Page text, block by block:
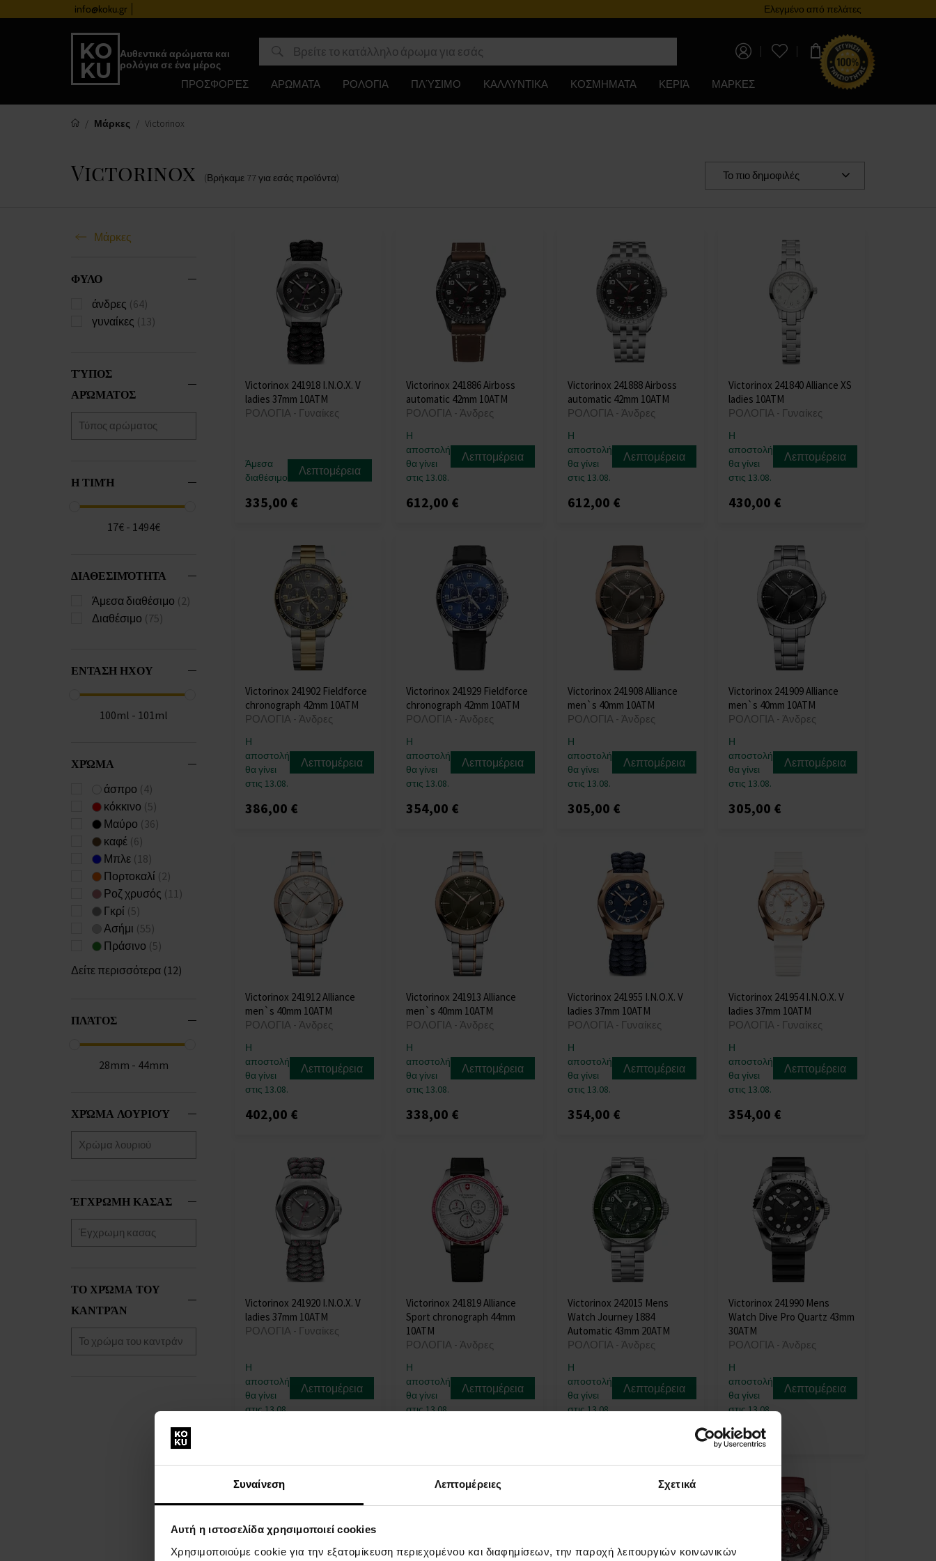
Συναίνεση Λεπτομέρειες Σχετικά
Αυτή η ιστοσελίδα χρησιμοποιεί cookies
Χρησιμοποιούμε cookie για την εξατομίκευση περιεχομένου και διαφημίσεων, την παροχή λειτουργιών κοινωνικών
info@koku.gr Πρόγραμμα επιβράβευσηςΕλεγμένο από πελάτες
Αυθεντικά αρώματα και
ρολόγια σε ένα μέρος
0,00 €
ΠΡΟΣΦΟΡΈΣ ΑΡΩΜΑΤΑ ΡΟΛΟΓΙΑ ΠΛΎΣΙΜΟ ΚΑΛΛΥΝΤΙΚΑ ΚΟΣΜΗΜΑΤΑ ΚΕΡΙΆ ΜΑΡΚΕΣ
Μάρκες Victorinox
Victorinox (Βρήκαμε 77για εσάς προϊόντα) Το πιο δημοφιλές
Μάρκες
ΦΥΛΟ
άνδρες (64)
γυναίκες (13)
ΤΎΠΟΣ
ΑΡΏΜΑΤΟΣ
Η ΤΙΜΉ
17€ - 1494€
ΔΙΑΘΕΣΙΜΌΤΗΤΑ
Άμεσα διαθέσιμο (2)
Διαθέσιμο (75)
ΕΝΤΑΣΗ ΗΧΟΥ
100ml - 101ml
ΧΡΏΜΑ
άσπρο (4)
κόκκινο (5)
Μαύρο (36)
καφέ (6)
Μπλε (18)
Πορτοκαλί (2)
Ροζ χρυσός (11)
Γκρί (5)
Ασήμι (55)
Πράσινο (5)
Δείτε περισσότερα (12)
ΠΛΆΤΟΣ
28mm - 44mm
ΧΡΏΜΑ ΛΟΥΡΙΟΎ
ΈΓΧΡΩΜΗ ΚΑΣΑΣ
ΤΟ ΧΡΏΜΑ ΤΟΥ
ΚΑΝΤΡΆΝ
Victorinox 241918 I.N.O.X. V
ladies 37mm 10ATM
ΡΟΛΟΓΙΑ - Γυναίκες
Άμεσα
διαθέσιμο
Λεπτομέρεια
335,00 €
Victorinox 241886 Airboss
automatic 42mm 10ATM
ΡΟΛΟΓΙΑ - Άνδρες
Η
αποστολή
θα γίνει
στις 13.08.
Λεπτομέρεια
612,00 €
Victorinox 241888 Airboss
automatic 42mm 10ATM
ΡΟΛΟΓΙΑ - Άνδρες
Η
αποστολή
θα γίνει
στις 13.08.
Λεπτομέρεια
612,00 €
Victorinox 241840 Alliance XS
ladies 10ATM
ΡΟΛΟΓΙΑ - Γυναίκες
Η
αποστολή
θα γίνει
στις 13.08.
Λεπτομέρεια
430,00 €
Victorinox 241902 Fieldforce
chronograph 42mm 10ATM
ΡΟΛΟΓΙΑ - Άνδρες
Η
αποστολή
θα γίνει
στις 13.08.
Λεπτομέρεια
386,00 €
Victorinox 241929 Fieldforce
chronograph 42mm 10ATM
ΡΟΛΟΓΙΑ - Άνδρες
Η
αποστολή
θα γίνει
στις 13.08.
Λεπτομέρεια
354,00 €
Victorinox 241908 Alliance
men`s 40mm 10ATM
ΡΟΛΟΓΙΑ - Άνδρες
Η
αποστολή
θα γίνει
στις 13.08.
Λεπτομέρεια
305,00 €
Victorinox 241909 Alliance
men`s 40mm 10ATM
ΡΟΛΟΓΙΑ - Άνδρες
Η
αποστολή
θα γίνει
στις 13.08.
Λεπτομέρεια
305,00 €
Victorinox 241912 Alliance
men`s 40mm 10ATM
ΡΟΛΟΓΙΑ - Άνδρες
Η
αποστολή
θα γίνει
στις 13.08.
Λεπτομέρεια
402,00 €
Victorinox 241913 Alliance
men`s 40mm 10ATM
ΡΟΛΟΓΙΑ - Άνδρες
Η
αποστολή
θα γίνει
στις 13.08.
Λεπτομέρεια
338,00 €
Victorinox 241955 I.N.O.X. V
ladies 37mm 10ATM
ΡΟΛΟΓΙΑ - Γυναίκες
Η
αποστολή
θα γίνει
στις 13.08.
Λεπτομέρεια
354,00 €
Victorinox 241954 I.N.O.X. V
ladies 37mm 10ATM
ΡΟΛΟΓΙΑ - Γυναίκες
Η
αποστολή
θα γίνει
στις 13.08.
Λεπτομέρεια
354,00 €
Victorinox 241920 I.N.O.X. V
ladies 37mm 10ATM
ΡΟΛΟΓΙΑ - Γυναίκες
Η
αποστολή
θα γίνει
στις 13.08.
Λεπτομέρεια
Victorinox 241819 Alliance
Sport chronograph 44mm
10ATM
ΡΟΛΟΓΙΑ - Άνδρες
Η
αποστολή
θα γίνει
στις 13.08.
Λεπτομέρεια
Victorinox 242015 Mens
Watch Journey 1884
Automatic 43mm 20ATM
ΡΟΛΟΓΙΑ - Άνδρες
Η
αποστολή
θα γίνει
στις 13.08.
Λεπτομέρεια
Victorinox 241990 Mens
Watch Dive Pro Quartz 43mm
30ATM
ΡΟΛΟΓΙΑ - Άνδρες
Η
αποστολή
θα γίνει
στις 13.08.
Λεπτομέρεια
672,00 €